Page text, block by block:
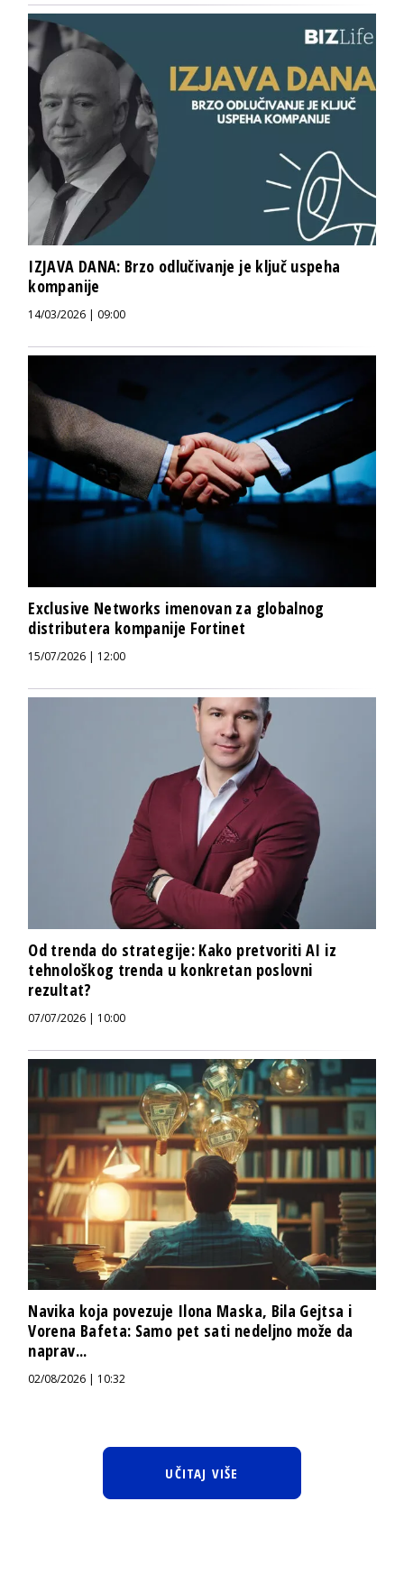
IZJAVA DANA: Brzo odlučivanje je ključ uspeha
kompanije
14/03/2026 | 09:00
Exclusive Networks imenovan za globalnog
distributera kompanije Fortinet
15/07/2026 | 12:00
Od trenda do strategije: Kako pretvoriti AI iz
tehnološkog trenda u konkretan poslovni
rezultat?
07/07/2026 | 10:00
Navika koja povezuje Ilona Maska, Bila Gejtsa i
Vorena Bafeta: Samo pet sati nedeljno može da
naprav...
02/08/2026 | 10:32
UČITAJ VIŠE